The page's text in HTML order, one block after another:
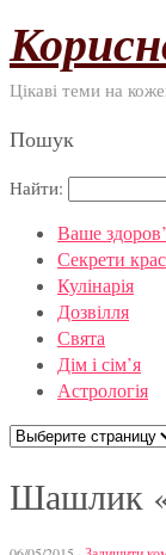
Цікаві теми на
Пошук
Найти:
Ваше
Секрети
Кулінарія
Дозвілля
Свята
Дім і сім’я
Астрологія
Шашлик